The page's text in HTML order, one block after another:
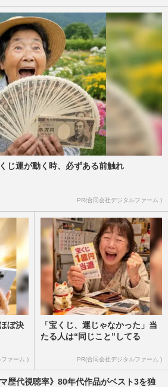
じ運が動く時、必ずある前触れ
PR(合同会社デジタルファーム )
ぼ決
ァーム )
「宝くじ、運じゃなかった」当
たる人は“同じこと”してる
PR(合同会社デジタルファーム )
マ歴代視聴率》80年代作品がベスト3を独